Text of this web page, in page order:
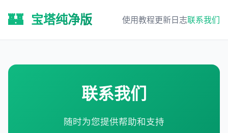
🏰 宝塔纯净版 使用教程更新日志联系我们
联系我们
随时为您提供帮助和支持